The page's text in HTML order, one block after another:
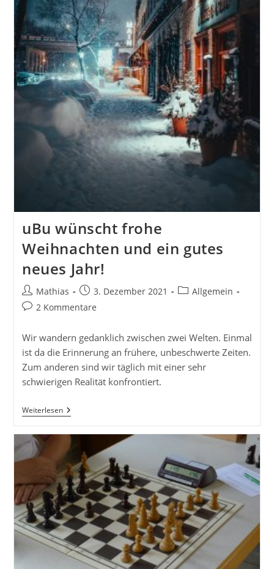
uBu wünscht frohe
Weihnachten und ein gutes
neues Jahr!
Beitrags-
Autor:
Mathias
Beitrag
veröffentlicht:
3. Dezember 2021
Beitrags-
Allgemein
Beitrags-
2 Kommentare
Wir wandern gedanklich zwischen zwei Welten. Einmal
ist da die Erinnerung an frühere, unbeschwerte Zeiten.
Zum anderen sind wir täglich mit einer sehr
schwierigen Realität konfrontiert.
WeiterlesenUBu
Wünscht
Weihnachten
Und
Ein
Gutes
Neues
Jahr!